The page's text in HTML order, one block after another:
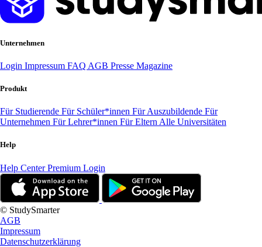
Unternehmen
Login Impressum FAQ AGB Presse Magazine
Produkt
Für Studierende Für Schüler*innen Für Auszubildende Für
Unternehmen Für Lehrer*innen Für Eltern Alle Universitäten
Help
Help CenterPremium Login
© StudySmarter
AGB
Impressum
Datenschutzerklärung